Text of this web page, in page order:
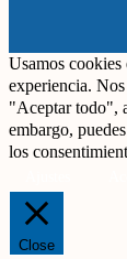
Usamos
experiencia.
"Aceptar todo",
embargo,
los
Close